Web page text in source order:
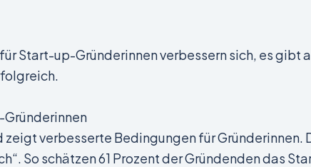
Start-up-Gründerinnen verbessern sich, es gibt
Gründerinnen
verbesserte Bedingungen für Gründerinnen.
So schätzen 61 Prozent der Gründenden das